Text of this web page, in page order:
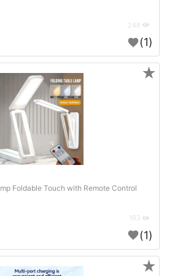
(1)
Foldable Touch with Remote Control
(1)
★
★